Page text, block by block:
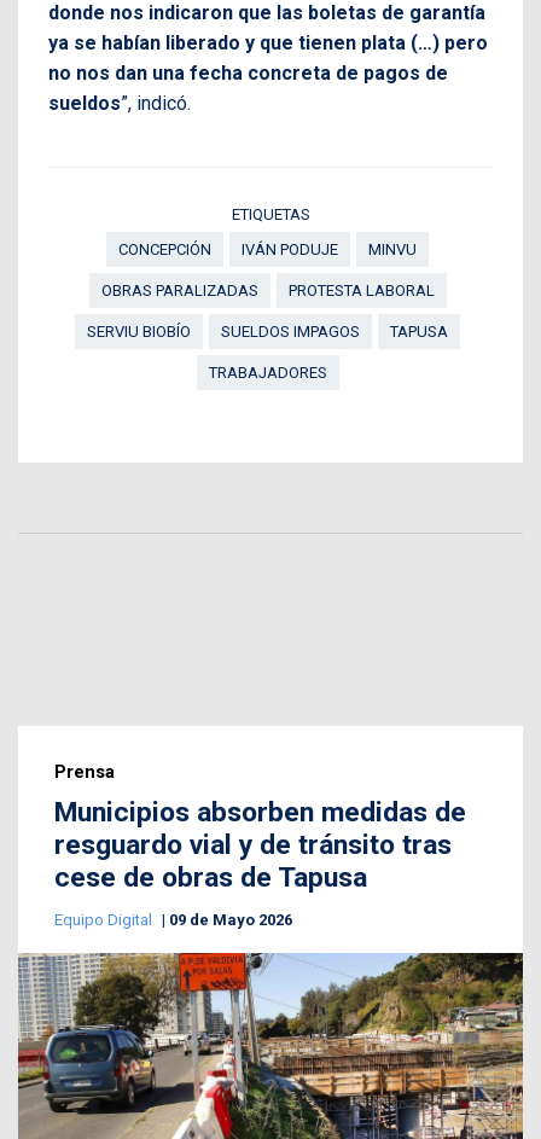
donde nos indicaron que las boletas de garantía
ya se habían liberado y que tienen plata (…) pero
no nos dan una fecha concreta de pagos de
sueldos”, indicó.
ETIQUETAS
CONCEPCIÓN
IVÁN PODUJE MINVU
OBRAS PARALIZADAS PROTESTA LABORAL
SERVIU BIOBÍO SUELDOS IMPAGOS TAPUSA
TRABAJADORES
Prensa
Municipios absorben medidas de
resguardo vial y de tránsito tras
cese de obras de Tapusa
Equipo Digital 09 de Mayo 2026